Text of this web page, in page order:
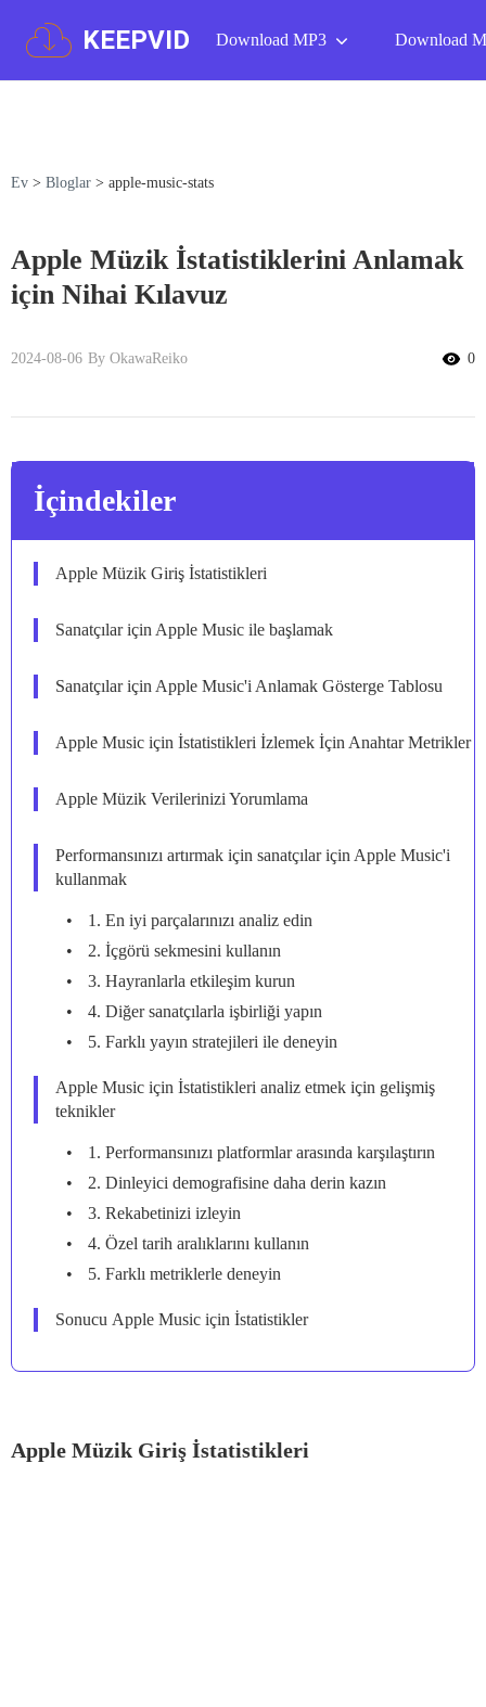
KEEPVID Download MP3 Download
Ev > Bloglar > apple-music-stats
Apple Müzik İstatistiklerini Anlamak
için Nihai Kılavuz
2024-08-06 By OkawaReiko 0
İçindekiler
Apple Müzik Giriş İstatistikleri
Sanatçılar için Apple Music ile başlamak
Sanatçılar için Apple Music'i Anlamak Gösterge Tablosu
Apple Music için İstatistikleri İzlemek İçin Anahtar Metrikler
Apple Müzik Verilerinizi Yorumlama
Performansınızı artırmak için sanatçılar için Apple Music'i
kullanmak
1. En iyi parçalarınızı analiz edin
2. İçgörü sekmesini kullanın
3. Hayranlarla etkileşim kurun
4. Diğer sanatçılarla işbirliği yapın
5. Farklı yayın stratejileri ile deneyin
Apple Music için İstatistikleri analiz etmek için gelişmiş
teknikler
1. Performansınızı platformlar arasında karşılaştırın
2. Dinleyici demografisine daha derin kazın
3. Rekabetinizi izleyin
4. Özel tarih aralıklarını kullanın
5. Farklı metriklerle deneyin
Sonucu Apple Music için İstatistikler
Apple Müzik Giriş İstatistikleri